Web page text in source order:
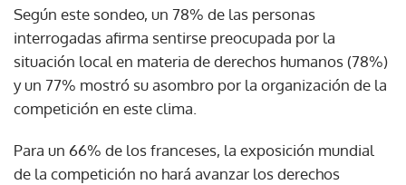
Según este sondeo, un 78% de las personas
interrogadas afirma sentirse preocupada por la
situación local en materia de derechos humanos (78%)
y un 77% mostró su asombro por la organización de la
competición en este clima.
Para un 66% de los franceses, la exposición mundial
de la competición no hará avanzar los derechos